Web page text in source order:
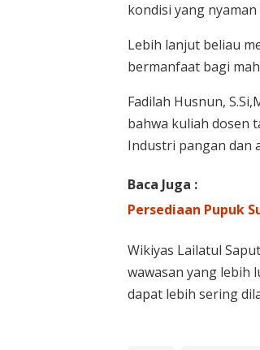
kondisi yang
Lebih lanjut beliau
bermanfaat bagi
Fadilah Husnun,
bahwa kuliah dosen
Industri pangan dan
Baca Juga :
Persediaan Pupuk
Wikiyas Lailatul
wawasan yang lebih
dapat lebih sering